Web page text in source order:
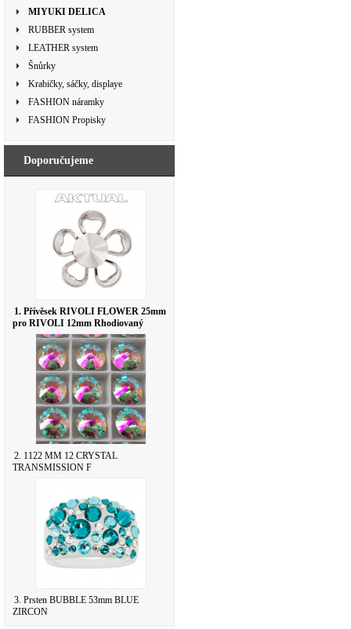
MIYUKI DELICA
RUBBER system
LEATHER system
Šnůrky
Krabičky, sáčky, displaye
FASHION náramky
FASHION Propisky
Doporučujeme
1. Přívěsek RIVOLI FLOWER 25mm
pro RIVOLI 12mm Rhodiovaný
2. 1122 MM 12 CRYSTAL
TRANSMISSION F
3. Prsten BUBBLE 53mm BLUE
ZIRCON